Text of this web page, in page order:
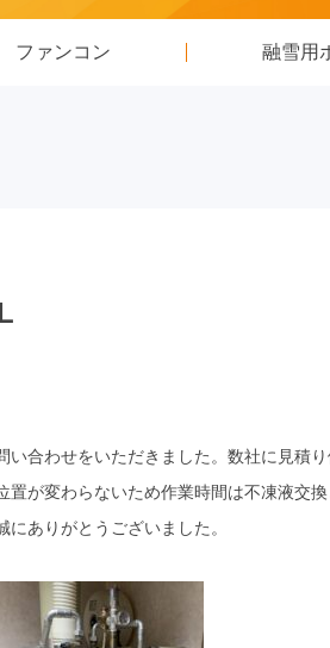
ファンコン 融雪用
合わせをいただきました。数社に見積
が変わらないため作業時間は不凍液交
ありがとうございました。